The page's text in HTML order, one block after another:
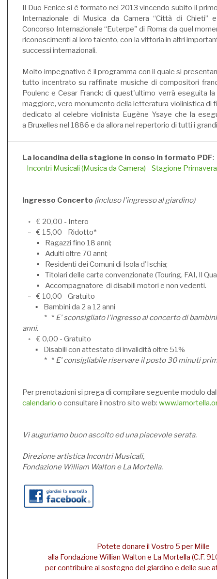
Il Duo Fenice si è formato nel 2013 vincendo subito il
Internazionale di Musica da Camera “Città di Chieti”
Concorso Internazionale “Euterpe" di Roma: da quel
riconoscimenti al loro talento, con la vittoria in altri
successi internazionali.
Molto impegnativo è il programma con il quale si
tutto incentrato su raffinate musiche di compositori
Poulenc e Cesar Franck: di quest'ultimo verrà eseguita
maggiore, vero monumento della letteratura violinistica di
dedicato al celebre violinista Eugène Ysaye che la
a Bruxelles nel 1886 e da allora nel repertorio di tutti i
La locandina della stagione in conso in formato PDF:
- Incontri Musicali (Musica da Camera) - Stagione
Ingresso Concerto (incluso l'ingresso al giardino)
◦ € 20,00 - Intero
◦ € 15,00 - Ridotto*
▪ Ragazzi fino 18 anni;
▪ Adulti oltre 70 anni;
▪ Residenti dei Comuni di Isola d'Ischia;
▪ Titolari delle carte convenzionate (Touring, FAI, Il
▪ Accompagnatore di disabili motori e non vedenti.
◦ € 10,00 - Gratuito
▪ Bambini da 2 a 12 anni
* * E' sconsigliato l'ingresso al concerto di
anni.
◦ € 0,00 - Gratuito
▪ Disabili con attestato di invalidità oltre 51%
* * E' consigliabile riservare il posto 30 minuti
Per prenotazioni si prega di compilare seguente modulo
calendario o consultare il nostro sito web:
Vi auguriamo buon ascolto ed una piacevole serata.
Direzione artistica Incontri Musicali,
Fondazione William Walton e La Mortella.
Potete donare il Vostro 5 per Mille
alla Fondazione Willian Walton e La Mortella (C.F.
per contribuire al sostegno del giardino e delle sue